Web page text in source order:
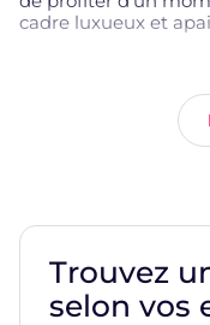
cadre luxueux et
Love rooms et
Croix de Saint-André
Équipement BDSM
Trouvez
selon vos